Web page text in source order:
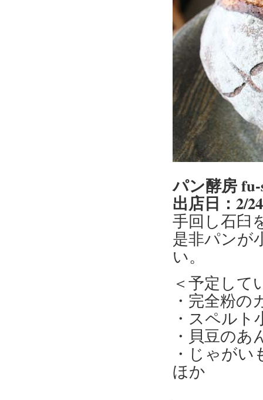
パン酵房
出店日：2/
手回し石臼
是非パンが
い。
＜予定して
・完全粉の
・スペル
・貝豆のあ
・じゃがい
ほか